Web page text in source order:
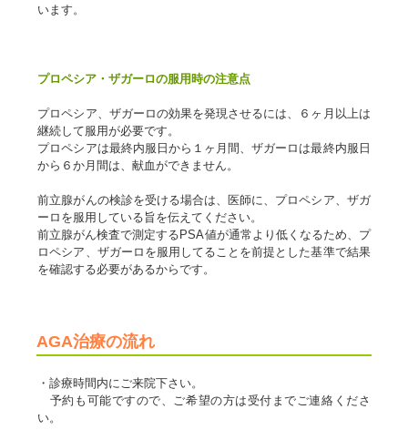
います。
プロペシア・ザガーロの服用時の注意点
プロペシア、ザガーロの効果を発現させるには、６ヶ月以上は
継続して服用が必要です。
プロペシアは最終内服日から１ヶ月間、ザガーロは最終内服日
から６か月間は、献血ができません。
前立腺がんの検診を受ける場合は、医師に、プロペシア、ザガ
ーロを服用している旨を伝えてください。
前立腺がん検査で測定するPSA値が通常より低くなるため、プ
ロペシア、ザガーロを服用してることを前提とした基準で結果
を確認する必要があるからです。
AGA治療の流れ
・診療時間内にご来院下さい。
予約も可能ですので、ご希望の方は受付までご連絡くださ
い。